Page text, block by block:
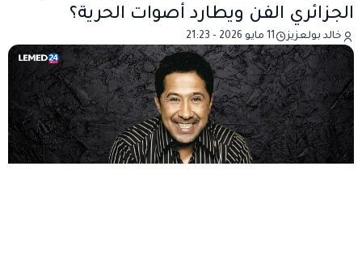
الجزائري الفن ويطارد أصوات الحرية؟
خالد بولعزيز 11 مايو 2026 - 21:23